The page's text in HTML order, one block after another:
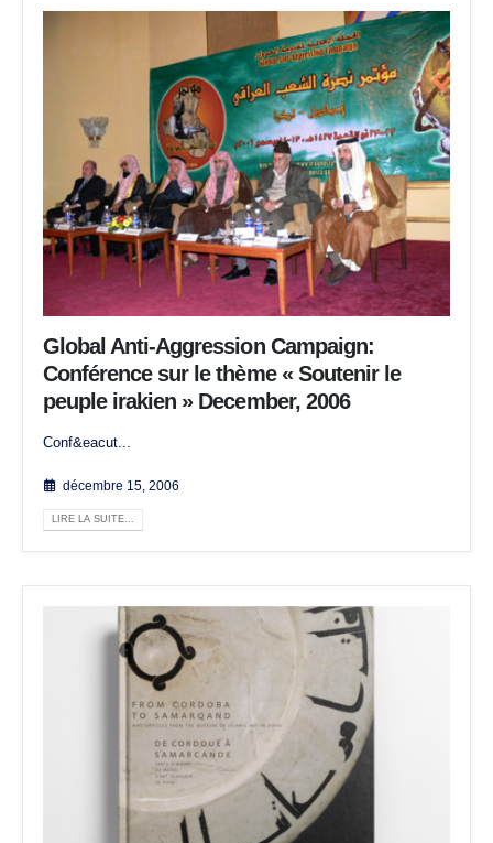
Global Anti-Aggression Campaign:
Conférence sur le thème « Soutenir le
peuple irakien » December, 2006
Conf&eacut...
décembre 15, 2006
LIRE LA SUITE...